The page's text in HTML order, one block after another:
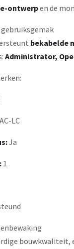
ontwerpen de
bekabelde
Administrator,
LC
Ja
1
bouwkwaliteit,